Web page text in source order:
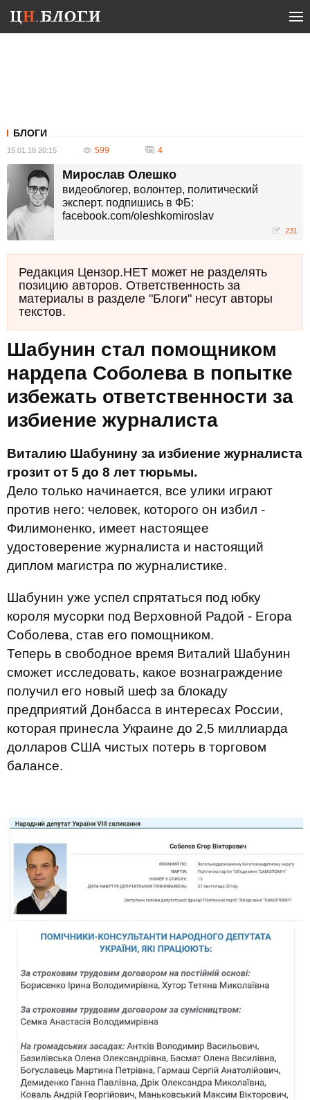
БЛОГИ
15.01.18 20:15 599 4
Мирослав Олешко
видеоблогер, волонтер, политический
эксперт. подпишись в ФБ:
facebook.com/oleshkomiroslav
231
Редакция Цензор.НЕТ может не разделять
позицию авторов. Ответственность за
материалы в разделе "Блоги" несут авторы
текстов.
Шабунин стал помощником
нардепа Соболева в попытке
избежать ответственности за
избиение журналиста
Виталию Шабунину за избиение журналиста
грозит от 5 до 8 лет тюрьмы.
Дело только начинается, все улики играют
против него: человек, которого он избил -
Филимоненко, имеет настоящее
удостоверение журналиста и настоящий
диплом магистра по журналистике.
Шабунин уже успел спрятаться под юбку
короля мусорки под Верховной Радой - Егора
Соболева, став его помощником.
Теперь в свободное время Виталий Шабунин
сможет исследовать, какое вознаграждение
получил его новый шеф за блокаду
предприятий Донбасса в интересах России,
которая принесла Украине до 2,5 миллиарда
долларов США чистых потерь в торговом
балансе.